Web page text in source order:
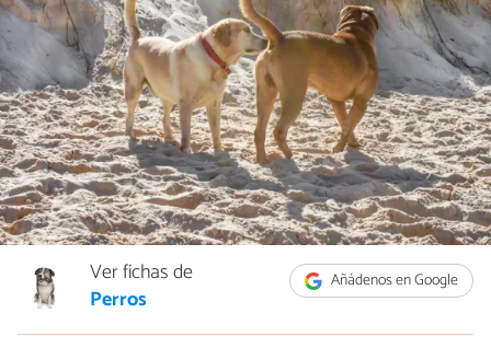
Añádenos en Google
Ver fichas de
Perros